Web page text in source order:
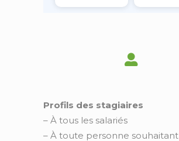
Profils des stagiaires
– À tous les salariés
– À toute personne souhaitant